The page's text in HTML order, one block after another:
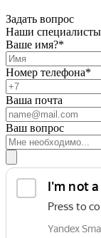
Задать вопрос
Наши специалисты
Ваше имя?*
Номер телефона*
Ваша почта
Ваш вопрос